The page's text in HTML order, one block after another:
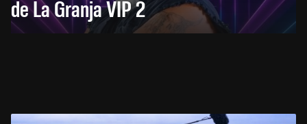
de La Granja VIP 2